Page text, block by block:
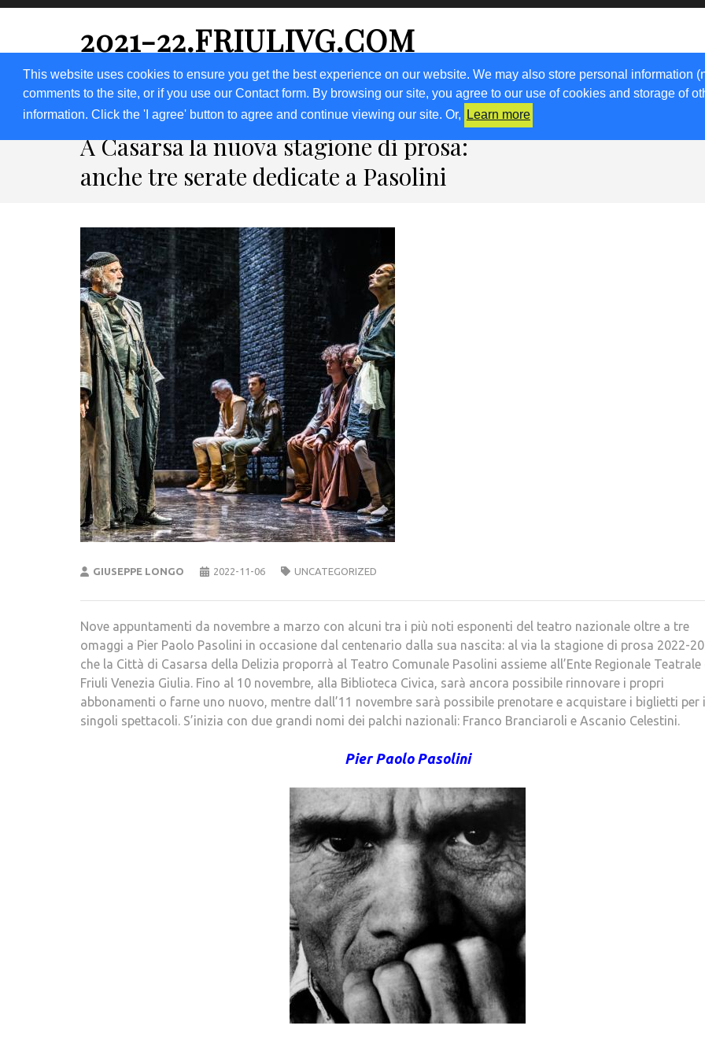
This website uses cookies to ensure you get the best experience on our website. We may also store personal information
comments to the site, or if you use our Contact form. By browsing our site, you agree to our use of cookies and storage of
information. Click the 'I agree' button to agree and continue viewing our site. Or,
Learn more
2021-22.FRIULIVG.COM
HOME 2023 2020 2019 2018 RICETTE KM0 VIGNETO FVG FRIULIVG.IT LIBRI
A Casarsa la nuova stagione di prosa:
anche tre serate dedicate a Pasolini
GIUSEPPE LONGO 2022-11-06 UNCATEGORIZED
Nove appuntamenti da novembre a marzo con alcuni tra i più noti esponenti del teatro nazionale oltre a tre
omaggi a Pier Paolo Pasolini in occasione dal centenario dalla sua nascita: al via la stagione di prosa 2022-
che la Città di Casarsa della Delizia proporrà al Teatro Comunale Pasolini assieme all’Ente Regionale Teatrale
Friuli Venezia Giulia. Fino al 10 novembre, alla Biblioteca Civica, sarà ancora possibile rinnovare i propri
abbonamenti o farne uno nuovo, mentre dall’11 novembre sarà possibile prenotare e acquistare i biglietti per i
singoli spettacoli. S’inizia con due grandi nomi dei palchi nazionali: Franco Branciaroli e Ascanio Celestini.
Pier Paolo Pasolini